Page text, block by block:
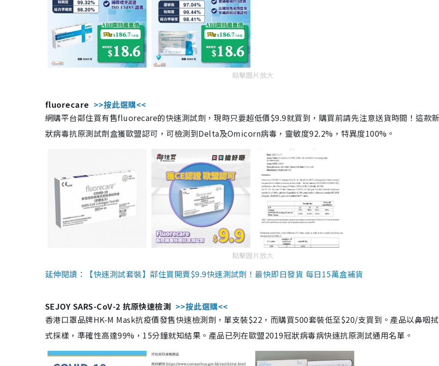
點擊圖片放大
fluorecare >>按此選購<<
網購平台鄰住買有售fluorecare的快速測試劑，現時只要超低價$9.9就買到，購買前請先注意送貨時間！這款
狀病毒抗原測試劑盒獲歐盟認可，可檢測到Delta及Omicorn病毒，靈敏度92.2%，特異度100%。
點擊圖片放大
延伸閱讀：【快速測試套裝】鄰住買開賣$9.9快速測試劑！最快即日發貨 每日15萬盒補貨
SEJOY SARS-CoV-2 抗原快速檢測 >>按此選購<<
香港口罩品牌HK-M Mask抗疫價發售快速檢測劑，單支裝$22，而購買500套裝低至$20/支買到。產品以鼻咽
式採樣，準確性高達99%，15分鐘就知結果。產品已列在歐盟2019冠狀病毒病快速抗原測試通用名單。